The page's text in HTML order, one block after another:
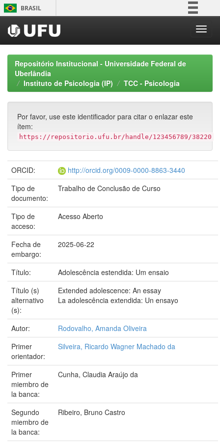
Skip
navigation
BRASIL
Participe
Acesso à informação
Legislação
Repositório Institucional - Universidade Federal de
Uberlândia
Instituto de Psicologia (IP)
TCC - Psicologia
Por favor, use este identificador para citar o enlazar este
ítem:
https://repositorio.ufu.br/handle/123456789/38220
ORCID:
http://orcid.org/0009-0000-8863-3440
Tipo de
documento:
Trabalho de Conclusão de Curso
Tipo de
acceso:
Acesso Aberto
Fecha de
embargo:
2025-06-22
Título:
Adolescência estendida: Um ensaio
Título (s)
alternativo
(s):
Extended adolescence: An essay
La adolescência extendida: Un ensayo
Autor:
Rodovalho, Amanda Oliveira
Primer
orientador:
Silveira, Ricardo Wagner Machado da
Primer
miembro de
la banca:
Cunha, Claudia Araújo da
Segundo
miembro de
la banca:
Ribeiro, Bruno Castro